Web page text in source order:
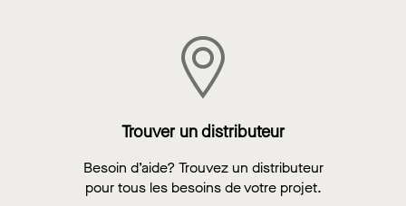
Trouver un distributeur
Besoin d’aide? Trouvez un distributeur
pour tous les besoins de votre projet.